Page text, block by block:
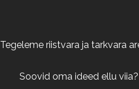
Tegeleme riistvara ja tarkvara
Soovid oma ideed ellu